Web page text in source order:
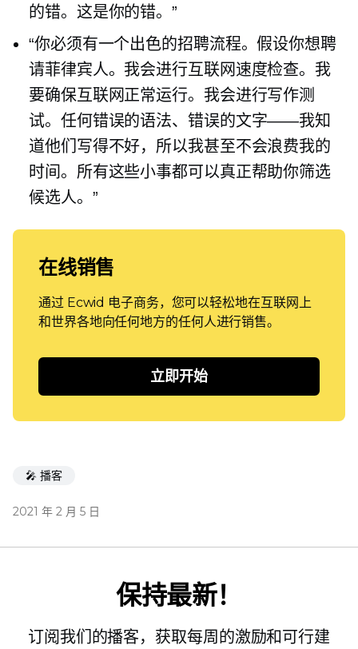
的错。这是你的错。”
“你必须有一个出色的招聘流程。假设你想聘
请菲律宾人。我会进行互联网速度检查。我
要确保互联网正常运行。我会进行写作测
试。任何错误的语法、错误的文字——我知
道他们写得不好，所以我甚至不会浪费我的
时间。所有这些小事都可以真正帮助你筛选
候选人。”
在线销售
通过 Ecwid 电子商务，您可以轻松地在互联网上
和世界各地向任何地方的任何人进行销售。
立即开始
🎤 播客
2021 年 2 月 5 日
保持最新！
订阅我们的播客，获取每周的激励和可行建